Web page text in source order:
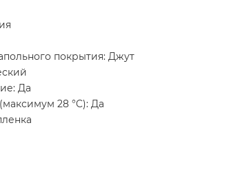
покрытия: Джут
Да
28 °C): Да